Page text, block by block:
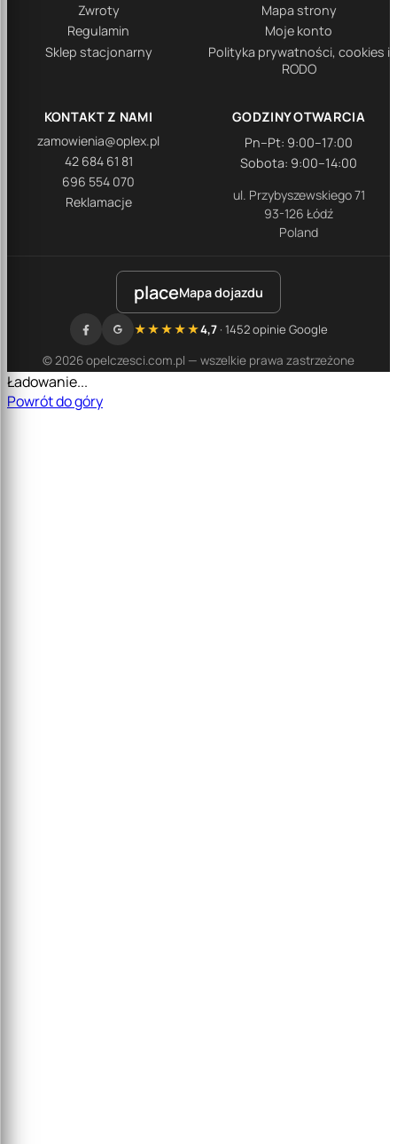
Zwroty
Regulamin
Sklep stacjonarny
Mapa strony
Moje konto
Polityka prywatności, cookies i
RODO
KONTAKT Z NAMI
zamowienia@oplex.pl
42 684 61 81
696 554 070
Reklamacje
GODZINY OTWARCIA
Pn–Pt: 9:00–17:00
Sobota: 9:00–14:00
ul. Przybyszewskiego 71
93-126 Łódź
Poland
placeMapa dojazdu
© 2026 opelczesci.com.pl — wszelkie prawa zastrzeżone
★★★★★4,7· 1452 opinie Google
Ładowanie...
Powrót do góry